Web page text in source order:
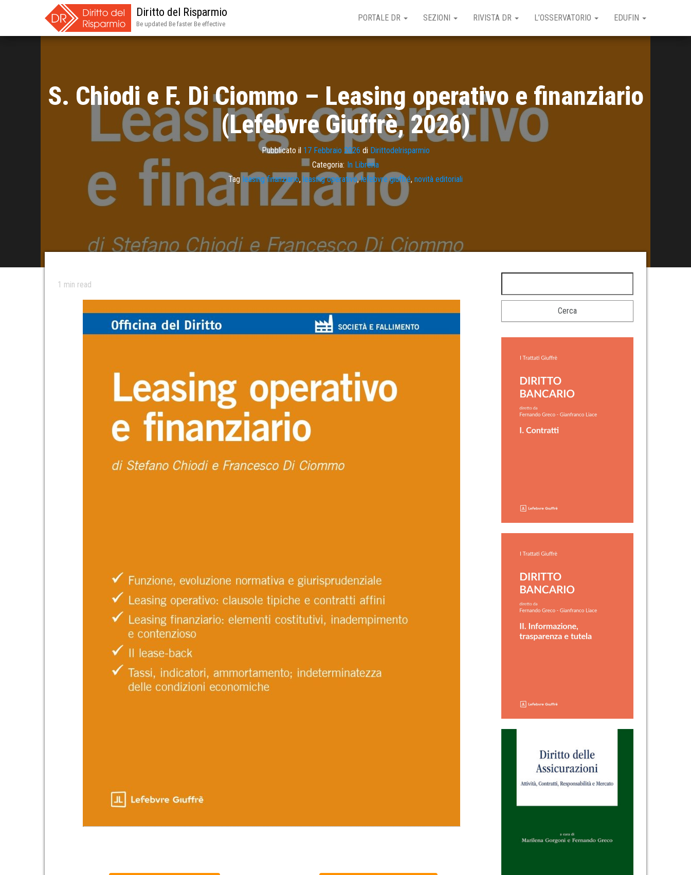
Diritto del Risparmio
Be updated Be faster Be effective
PORTALE DR SEZIONI RIVISTA DR L’OSSERVATORIO EDUFIN
S. Chiodi e F. Di Ciommo – Leasing operativo e finanziario
(Lefebvre Giuffrè, 2026)
Pubblicato il 17 Febbraio 2026 di Dirittodelrisparmio
Categoria: In Libreria
Tag leasing finanziario, leasing operativo,lefebvre giuffré, novità editoriali
1 min read